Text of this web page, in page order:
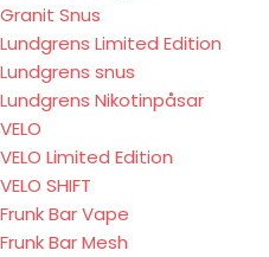
Granit Snus
Lundgrens Limited Edition
Lundgrens snus
Lundgrens Nikotinpåsar
VELO
VELO Limited Edition
VELO SHIFT
Frunk Bar Vape
Frunk Bar Mesh